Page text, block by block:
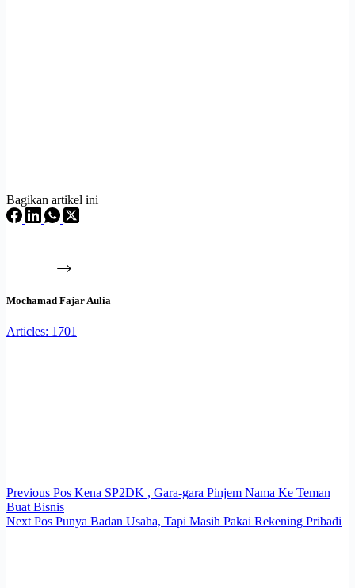
Bagikan artikel ini
Mochamad Fajar Aulia
Articles: 1701
Previous Pos Kena SP2DK , Gara-gara Pinjem Nama Ke Teman
Buat Bisnis
Next Pos Punya Badan Usaha, Tapi Masih Pakai Rekening Pribadi